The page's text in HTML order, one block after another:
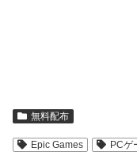
無料配布
Epic Games PCゲ